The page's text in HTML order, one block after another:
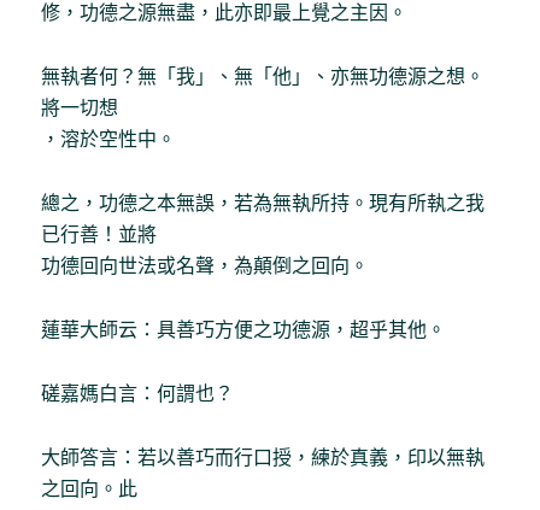
修，功德之源無盡，此亦即最上覺之主因。
無執者何？無「我」、無「他」、亦無功德源之想。
將一切想
，溶於空性中。
總之，功德之本無誤，若為無執所持。現有所執之我
已行善！並將
功德回向世法或名聲，為顛倒之回向。
蓮華大師云：具善巧方便之功德源，超乎其他。
磋嘉媽白言：何謂也？
大師答言：若以善巧而行口授，練於真義，印以無執
之回向。此